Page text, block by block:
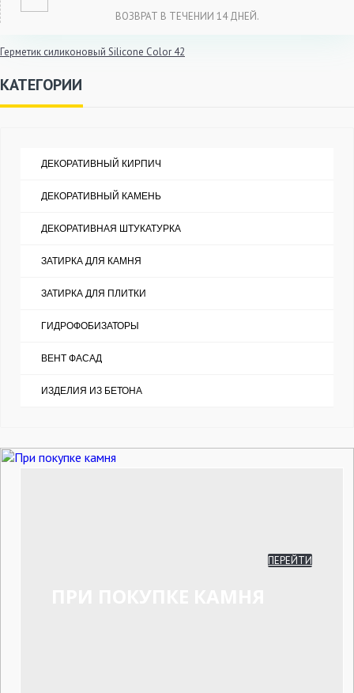
ВОЗВРАТ В ТЕЧЕНИИ 14 ДНЕЙ.
Герметик силиконовый Silicone Color 42
КАТЕГОРИИ
ДЕКОРАТИВНЫЙ КИРПИЧ
ДЕКОРАТИВНЫЙ КАМЕНЬ
ДЕКОРАТИВНАЯ ШТУКАТУРКА
ЗАТИРКА ДЛЯ КАМНЯ
ЗАТИРКА ДЛЯ ПЛИТКИ
ГИДРОФОБИЗАТОРЫ
ВЕНТ ФАСАД
ИЗДЕЛИЯ ИЗ БЕТОНА
ПЕРЕЙТИ